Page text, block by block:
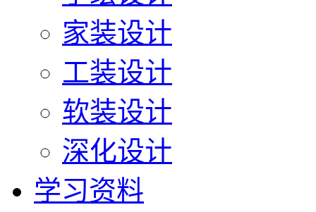
家装设计
工装设计
软装设计
深化设计
学习资料